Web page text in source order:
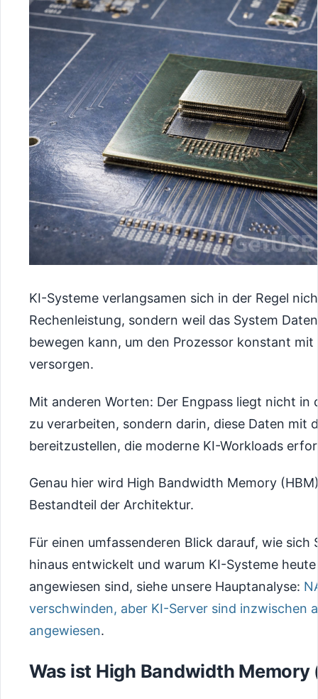
KI-Systeme verlangsamen sich in der Regel
Rechenleistung, sondern weil das System
bewegen kann, um den Prozessor konstant
versorgen.
Mit anderen Worten: Der Engpass liegt nicht in
zu verarbeiten, sondern darin, diese Daten mit
bereitzustellen, die moderne KI-Workloads
Genau hier wird High Bandwidth Memory
Bestandteil der Architektur.
Für einen umfassenderen Blick darauf, wie sich
hinaus entwickelt und warum KI-Systeme
angewiesen sind, siehe unsere Hauptanalyse:
verschwinden, aber KI-Server sind inzwischen
angewiesen.
Was ist High Bandwidth Memory